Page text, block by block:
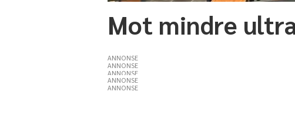
Mot mindre
ANNONSE
ANNONSE
ANNONSE
ANNONSE
ANNONSE